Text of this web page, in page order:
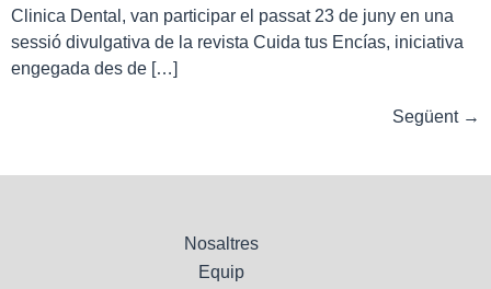
Clinica Dental, van participar el passat 23 de juny en una
sessió divulgativa de la revista Cuida tus Encías, iniciativa
engegada des de […]
Següent →
Nosaltres
Equip